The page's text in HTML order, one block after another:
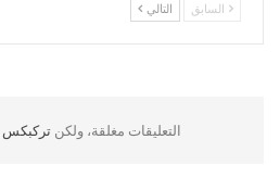
السابق التالي
التعليقات مغلقة، ولكن تركبكس